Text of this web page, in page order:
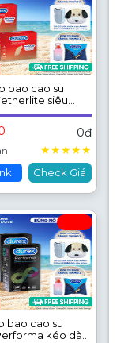
bao cao su
siêu
52.5mm, 3
0đ
★★★★★
Check Giá
bao cao su
kéo dài